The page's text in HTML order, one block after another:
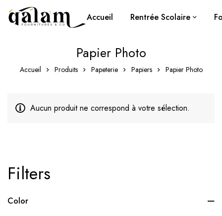
Accueil Rentrée Scolaire
Papier Photo
Accueil Produits Papeterie Papiers Papier Photo
Filters
Color
Aucun produit ne correspond à votre sélection.